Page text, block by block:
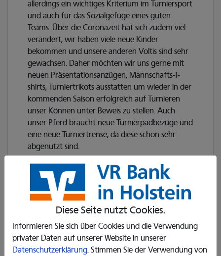
Diese Seite nutzt Cookies.
Informieren Sie sich über Cookies und die Verwendung
privater Daten auf unserer Website in unserer
Datenschutzerklärung. Stimmen Sie der Verwendung von
allerdings ein wichtiges Kriterium im Turniersport
und auch für das Sozialgefüge eines guten
Teams. Über die Coronazeit hat sich zudem viel
verändert, wir haben viele neue Kinder
bekommen und unsere anderen Voltis sind sehr
gewachsen. Daher möchten wir uns gerne mit
neuen Präsentationsanzügen, Mannschafts-T-
shirts, Turniertrikots ausstatten um wieder in der
kommenden Saison erfolgreich auf Turnieren
unser Können unter Beweis zu stellen. Auch
unser Pferd braucht neue Turnierpadbezüge und
eine neue Turniertrense, da diese schon sehr
abgenutzt sind.
Erzähle es deinen Freunden
𝕏